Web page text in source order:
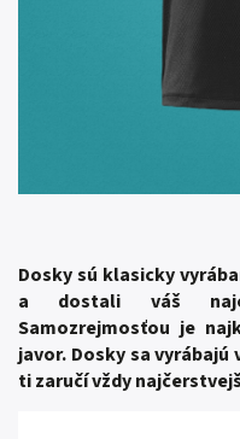
Dosky sú klasicky
a dostali váš
Samozrejmosťou je
javor. Dosky sa vyrábajú
ti zaručí vždy